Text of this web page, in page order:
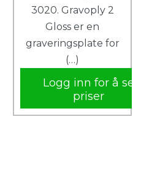
3020. Gravoply 2
Gloss er en
graveringsplate for
(…)
Logg inn for å se
priser